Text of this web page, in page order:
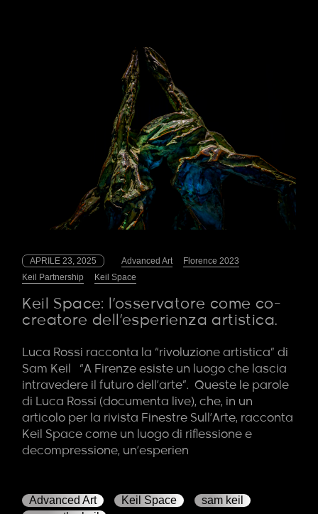
APRILE 23, 2025 Advanced Art
Florence 2023
Keil Partnership
Keil Space
Keil Space: l’osservatore come co-
creatore dell’esperienza artistica.
Luca Rossi racconta la “rivoluzione artistica” di
Sam Keil “A Firenze esiste un luogo che lascia
intravedere il futuro dell’arte”. Queste le parole
di Luca Rossi (documenta live), che, in un
articolo per la rivista Finestre Sull’Arte, racconta
Keil Space come un luogo di riflessione e
decompressione, un’esperien
Advanced Art Keil Space
sam keil